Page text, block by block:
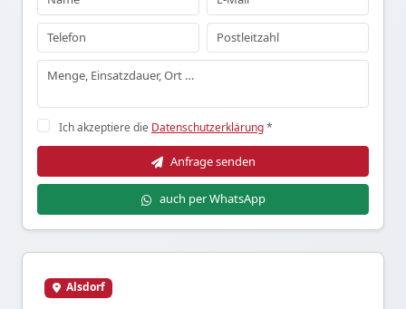
Ich akzeptiere die Datenschutzerklärung*
Anfrage senden
auch per WhatsApp
Alsdorf